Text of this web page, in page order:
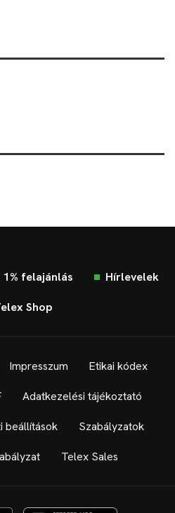
1% felajánlás Hírlevelek
Shop
Impresszum Etikai kódex
Adatkezelési tájékoztató
beállítások Szabályzatok
Telex Sales